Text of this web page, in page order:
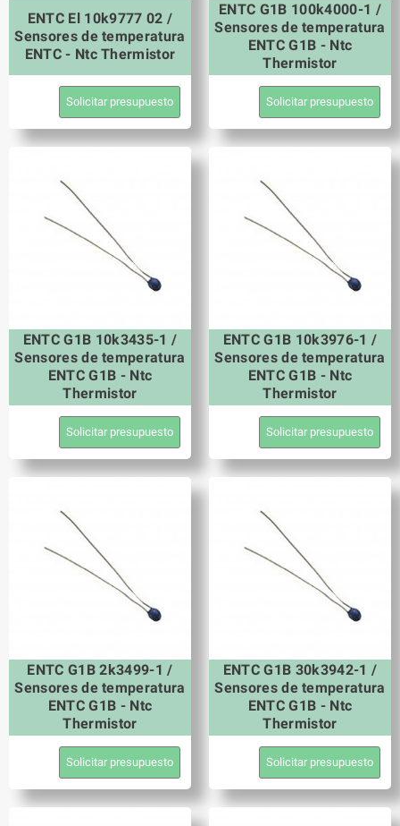
ENTC El 10k9777 02 /
Sensores de temperatura
ENTC - Ntc Thermistor
Solicitar presupuesto
ENTC G1B 100k4000-1 /
Sensores de temperatura
ENTC G1B - Ntc
Thermistor
Solicitar presupuesto
ENTC G1B 10k3435-1 /
Sensores de temperatura
ENTC G1B - Ntc
Thermistor
Solicitar presupuesto
ENTC G1B 10k3976-1 /
Sensores de temperatura
ENTC G1B - Ntc
Thermistor
Solicitar presupuesto
ENTC G1B 2k3499-1 /
Sensores de temperatura
ENTC G1B - Ntc
Thermistor
Solicitar presupuesto
ENTC G1B 30k3942-1 /
Sensores de temperatura
ENTC G1B - Ntc
Thermistor
Solicitar presupuesto